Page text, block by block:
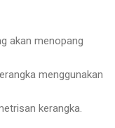
akan menopang
menggunakan
kerangka.